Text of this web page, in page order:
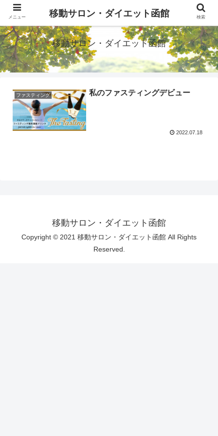
メニュー 移動サロン・ダイエット函館 検索
移動サロン・ダイエット函館
ファスティング 私のファスティングデビュー
2022.07.18
移動サロン・ダイエット函館
Copyright © 2021 移動サロン・ダイエット函館 All Rights
Reserved.